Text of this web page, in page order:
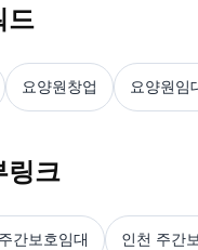
드
요양원창업 요양원임
링크
간보호임대 인천 주간